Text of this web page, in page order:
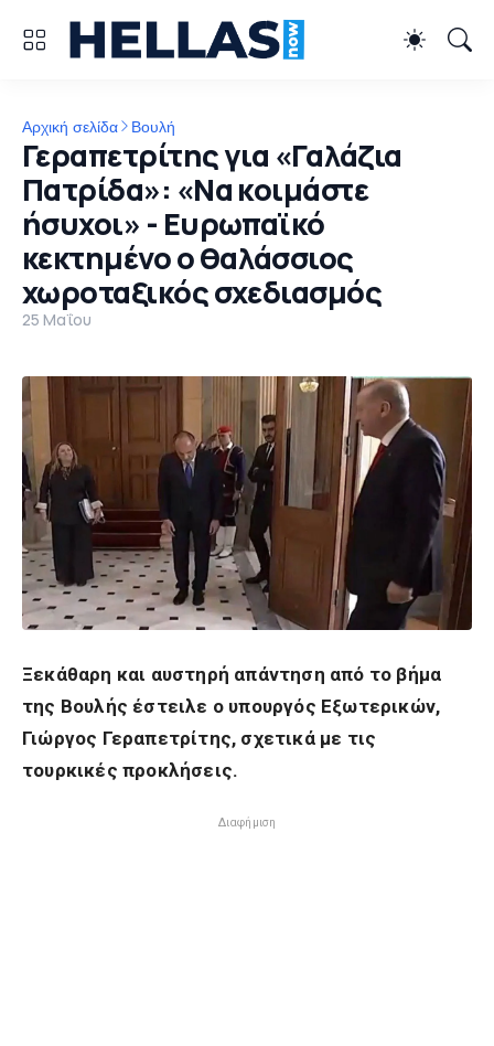
Αρχική σελίδα Βουλή
Γεραπετρίτης για «Γαλάζια
Πατρίδα»: «Να κοιμάστε
ήσυχοι» - Ευρωπαϊκό
κεκτημένο ο θαλάσσιος
χωροταξικός σχεδιασμός
25 Μαΐου
Ξεκάθαρη και αυστηρή απάντηση από το βήμα
της Βουλής έστειλε ο υπουργός Εξωτερικών,
Γιώργος Γεραπετρίτης, σχετικά με τις
τουρκικές προκλήσεις.
Διαφήμιση